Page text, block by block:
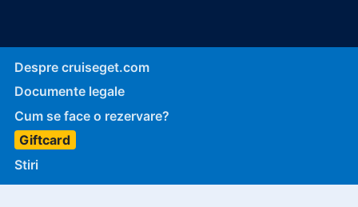
Despre cruiseget.com
Documente legale
Cum se face o rezervare?
Giftcard
Stiri